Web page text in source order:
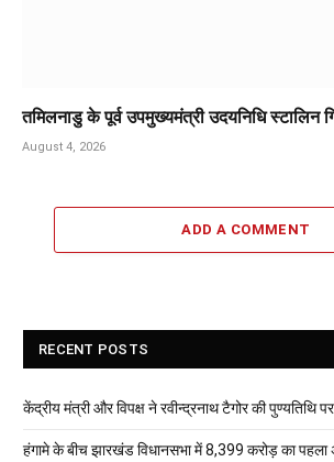
तमिलनाडु के पूर्व उपमुख्यमंत्री उदयनिधि स्टालिन
August 4, 2026
ADD A COMMENT
RECENT POSTS
केंद्रीय मंत्री और विपक्ष ने रवीन्द्रनाथ टैगोर की पुण्यतिथि
हंगामे के बीच झारखंड विधानसभा में 8,399 करोड़ का